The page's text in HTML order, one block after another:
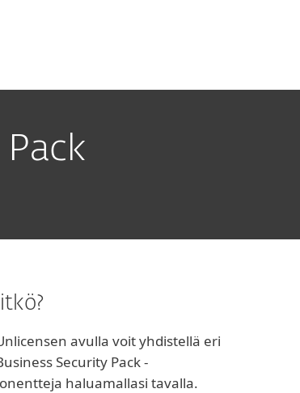
avulla voit yhdistellä eri
Security Pack -
haluamallasi tavalla.